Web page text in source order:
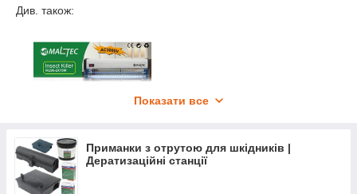
Див. також:
Показати все
Приманки з отрутою для шкідників |
Дератизаційні станції